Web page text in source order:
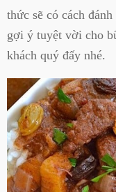
thức sẽ có cách
gợi ý tuyệt vời cho
khách quý đấy nhé.